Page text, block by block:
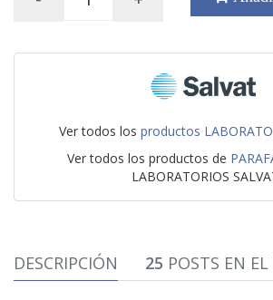
Ver todos los productos
Ver todos los productos de
LABORATORIOS
DESCRIPCIÓN 25 POSTS EN